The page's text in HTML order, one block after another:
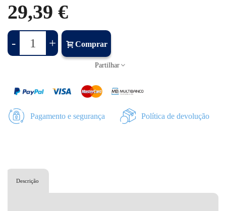
29,39 €
- + Comprar
Partilhar
Pagamento e segurança Política de devolução
Descrição